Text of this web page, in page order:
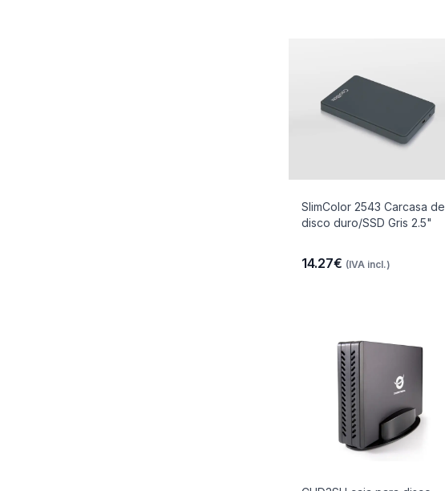
SlimColor 2543 Carcasa de
disco duro/SSD Gris 2.5"
14.27€ (IVA incl.)